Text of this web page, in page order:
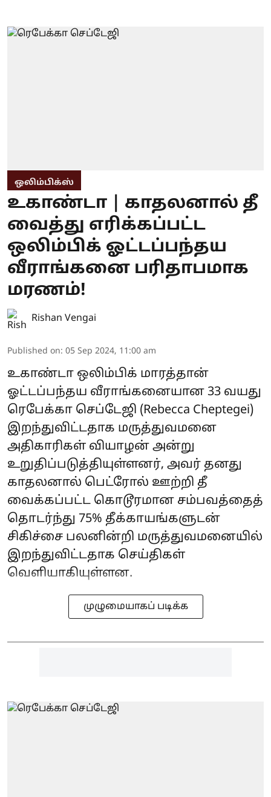
ஒலிம்பிக்ஸ்
உகாண்டா | காதலனால் தீ
வைத்து எரிக்கப்பட்ட
ஒலிம்பிக் ஓட்டப்பந்தய
வீராங்கனை பரிதாபமாக
மரணம்!
Rishan Vengai
Published on: 05 Sep 2024, 11:00 am
உகாண்டா ஒலிம்பிக் மாரத்தான்
ஓட்டப்பந்தய வீராங்கனையான 33 வயது
ரெபேக்கா செப்டேஜி (Rebecca Cheptegei)
இறந்துவிட்டதாக மருத்துவமனை
அதிகாரிகள் வியாழன் அன்று
உறுதிப்படுத்தியுள்ளனர், அவர் தனது
காதலனால் பெட்ரோல் ஊற்றி தீ
வைக்கப்பட்ட கொடூரமான சம்பவத்தைத்
தொடர்ந்து 75% தீக்காயங்களுடன்
சிகிச்சை பலனின்றி மருத்துவமனையில்
இறந்துவிட்டதாக செய்திகள்
வெளியாகியுள்ளன.
முழுமையாகப் படிக்க